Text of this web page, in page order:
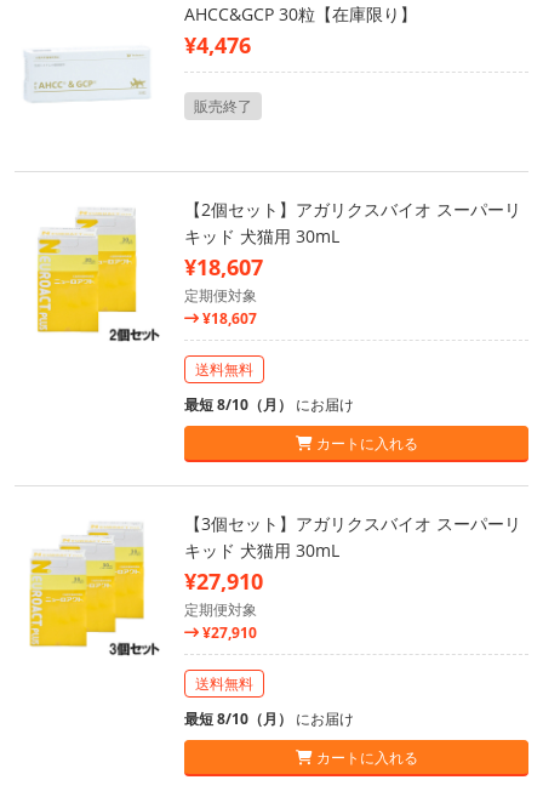
AHCC&GCP 30粒【在庫限り】
¥4,476
販売終了
【2個セット】アガリクスバイオ スーパーリ
キッド 犬猫用 30mL
¥18,607
定期便対象
¥18,607
送料無料
最短 8/10（月） にお届け
カートに入れる
【3個セット】アガリクスバイオ スーパーリ
キッド 犬猫用 30mL
¥27,910
定期便対象
¥27,910
送料無料
最短 8/10（月） にお届け
カートに入れる